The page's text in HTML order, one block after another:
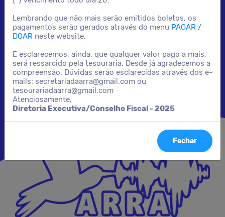
relevante e atuante.
Saiba Mais
Lembrando que não mais serão emitidos boletos, os
pagamentos serão gerados através do menu PAGAR /
DOAR neste website.
E esclarecemos, ainda, que qualquer valor pago a mais,
será ressarcido pela tesouraria. Desde já agradecemos a
compreensão. Dúvidas serão esclarecidas através dos e-
mails: secretariadaarra@gmail.com ou
tesourariadaarra@gmail.com
Atenciosamente,
Diretoria Executiva/Conselho Fiscal - 2025
Fechar